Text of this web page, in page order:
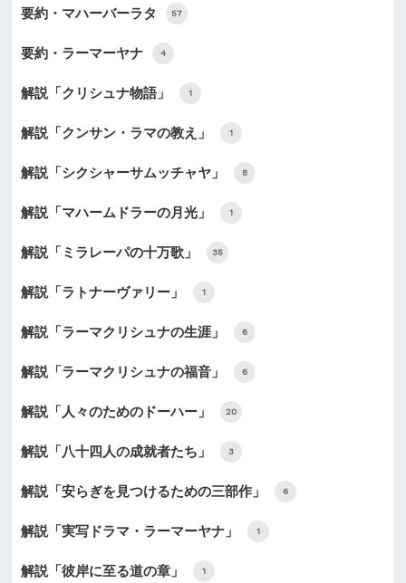
要約・マハーバーラタ 57
要約・ラーマーヤナ 4
解説「クリシュナ物語」 1
解説「クンサン・ラマの教え」 1
解説「シクシャーサムッチャヤ」 8
解説「マハームドラーの月光」 1
解説「ミラレーパの十万歌」 35
解説「ラトナーヴァリー」 1
解説「ラーマクリシュナの生涯」 6
解説「ラーマクリシュナの福音」 6
解説「人々のためのドーハー」 20
解説「八十四人の成就者たち」 3
解説「安らぎを見つけるための三部作」 6
解説「実写ドラマ・ラーマーヤナ」 1
解説「彼岸に至る道の章」 1